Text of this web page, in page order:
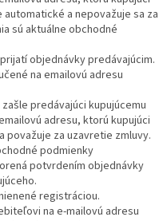
a nepovažuje sa za
sú aktuálne obchodné
objednávky predávajúcim.
na emailovú adresu
predávajúci kupujúcemu
adresu, ktorú kupujúci
považuje za uzavretie zmluvy.
podmienky
potvrdením objednávky
registráciou.
na e-mailovú adresu